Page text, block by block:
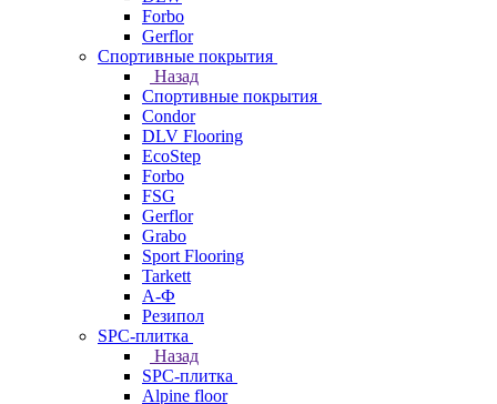
Forbo
Gerflor
Спортивные покрытия
Назад
Спортивные покрытия
Condor
DLV Flooring
EcoStep
Forbo
FSG
Gerflor
Grabo
Sport Flooring
Tarkett
А-Ф
Резипол
SPC-плитка
Назад
SPC-плитка
Alpine floor